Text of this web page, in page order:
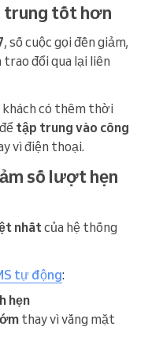
trung tốt hơn
, số cuộc gọi đến giảm,
trao đổi qua lại liên
khách có thêm thời
tập trung vào công
vì điện thoại.
số lượt hẹn
nhất của hệ thống
tự động:
hẹn
thay vì vắng mặt